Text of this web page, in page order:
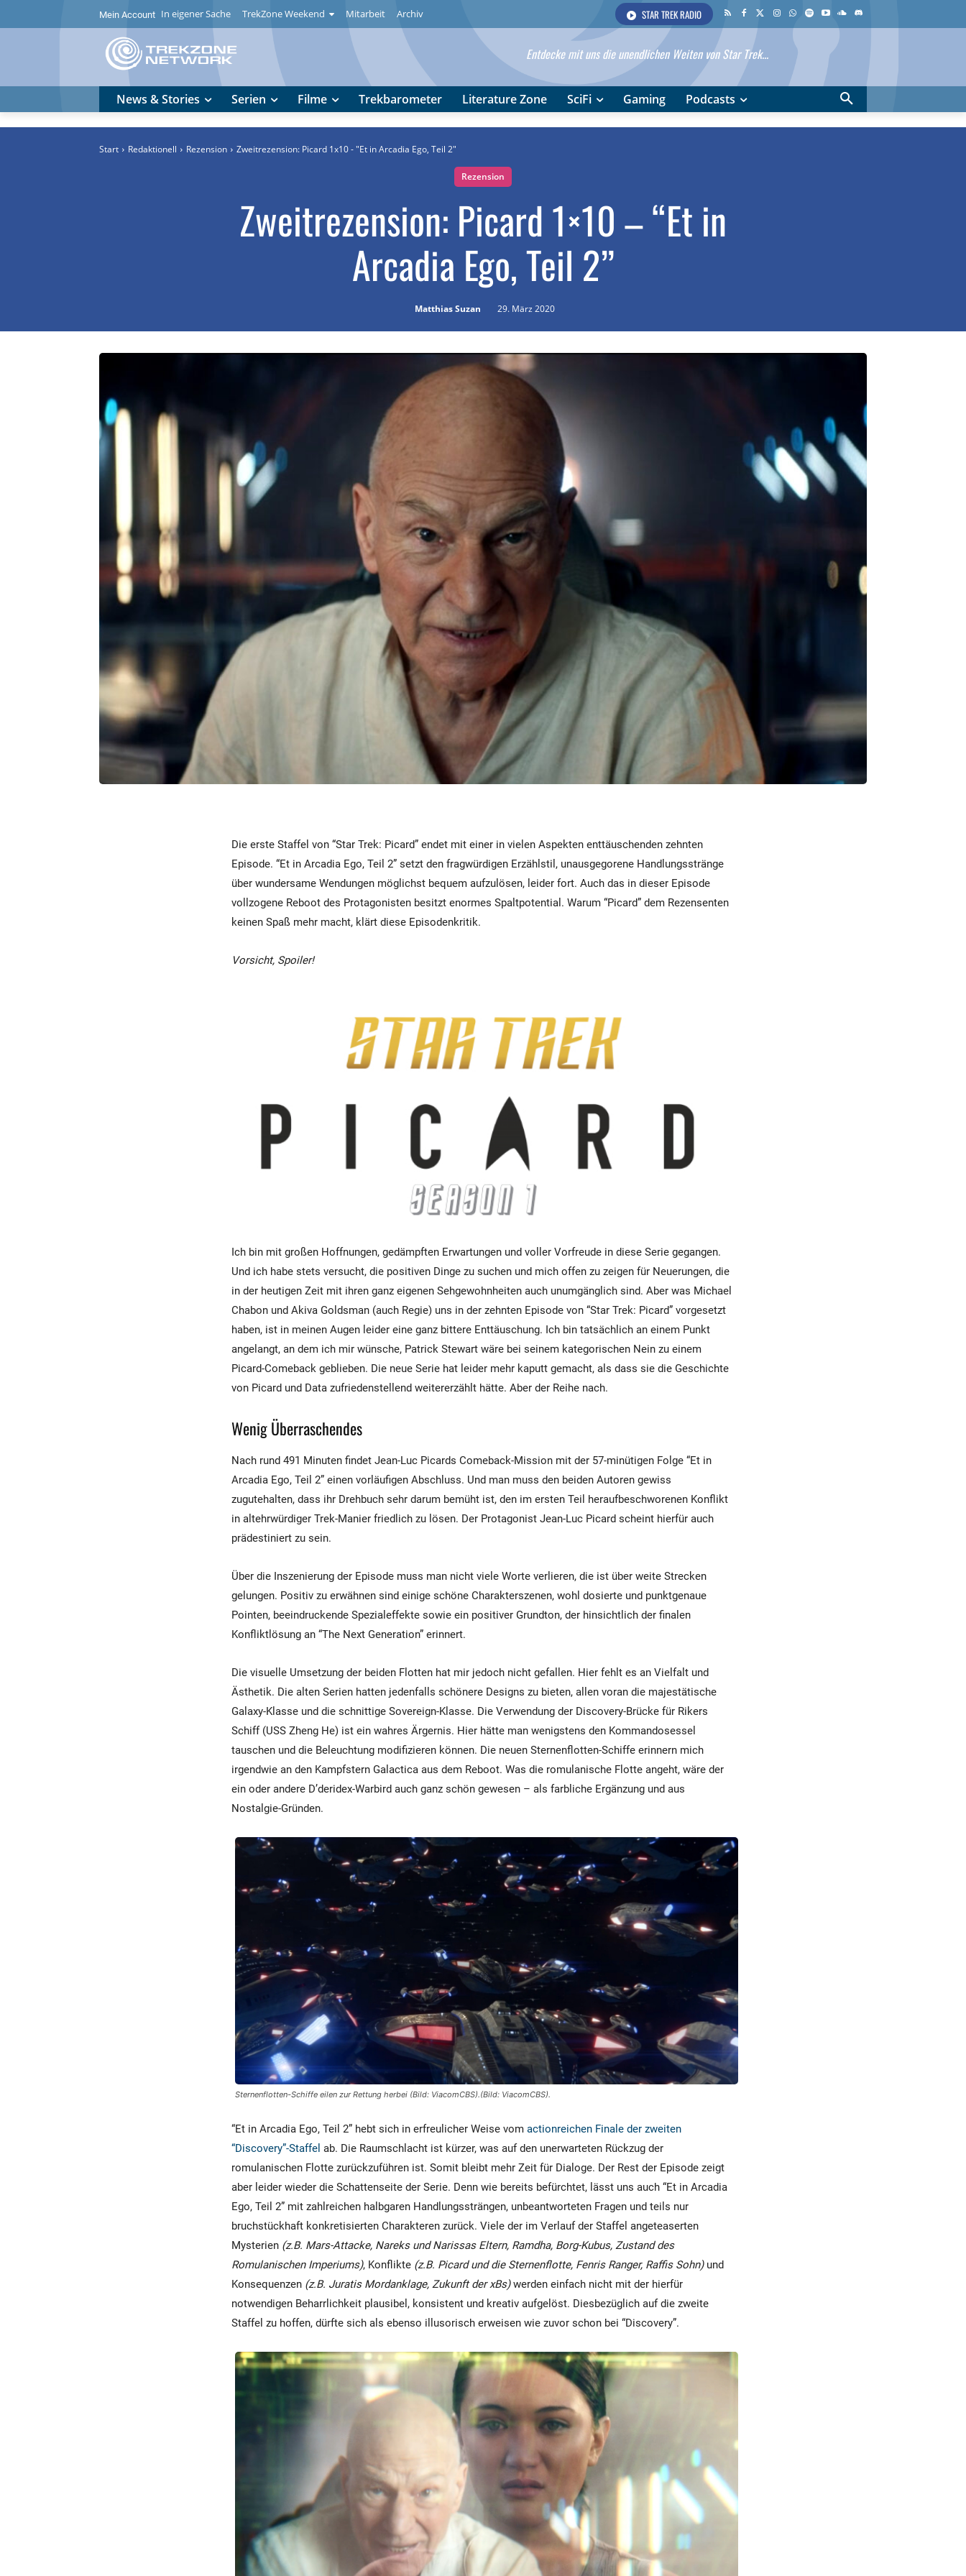
Mein Account In eigener Sache TrekZone Weekend Mitarbeit Archiv STAR TREK RADIO
Entdecke mit uns die unendlichen Weiten von Star Trek...
News & Stories Serien Filme Trekbarometer Literature Zone SciFi Gaming Podcasts
Start Redaktionell Rezension Zweitrezension: Picard 1x10 - "Et in Arcadia Ego, Teil 2"
Rezension
Zweitrezension: Picard 1×10 – “Et in
Arcadia Ego, Teil 2”
Matthias Suzan 29. März 2020
Die erste Staffel von “Star Trek: Picard” endet mit einer in vielen Aspekten enttäuschenden zehnten
Episode. “Et in Arcadia Ego, Teil 2” setzt den fragwürdigen Erzählstil, unausgegorene Handlungsstränge
über wundersame Wendungen möglichst bequem aufzulösen, leider fort. Auch das in dieser Episode
vollzogene Reboot des Protagonisten besitzt enormes Spaltpotential. Warum “Picard” dem Rezensenten
keinen Spaß mehr macht, klärt diese Episodenkritik.
Vorsicht, Spoiler!
Ich bin mit großen Hoffnungen, gedämpften Erwartungen und voller Vorfreude in diese Serie gegangen.
Und ich habe stets versucht, die positiven Dinge zu suchen und mich offen zu zeigen für Neuerungen, die
in der heutigen Zeit mit ihren ganz eigenen Sehgewohnheiten auch unumgänglich sind. Aber was Michael
Chabon und Akiva Goldsman (auch Regie) uns in der zehnten Episode von “Star Trek: Picard” vorgesetzt
haben, ist in meinen Augen leider eine ganz bittere Enttäuschung. Ich bin tatsächlich an einem Punkt
angelangt, an dem ich mir wünsche, Patrick Stewart wäre bei seinem kategorischen Nein zu einem
Picard-Comeback geblieben. Die neue Serie hat leider mehr kaputt gemacht, als dass sie die Geschichte
von Picard und Data zufriedenstellend weitererzählt hätte. Aber der Reihe nach.
Wenig Überraschendes
Nach rund 491 Minuten findet Jean-Luc Picards Comeback-Mission mit der 57-minütigen Folge “Et in
Arcadia Ego, Teil 2” einen vorläufigen Abschluss. Und man muss den beiden Autoren gewiss
zugutehalten, dass ihr Drehbuch sehr darum bemüht ist, den im ersten Teil heraufbeschworenen Konflikt
in altehrwürdiger Trek-Manier friedlich zu lösen. Der Protagonist Jean-Luc Picard scheint hierfür auch
prädestiniert zu sein.
Über die Inszenierung der Episode muss man nicht viele Worte verlieren, die ist über weite Strecken
gelungen. Positiv zu erwähnen sind einige schöne Charakterszenen, wohl dosierte und punktgenaue
Pointen, beeindruckende Spezialeffekte sowie ein positiver Grundton, der hinsichtlich der finalen
Konfliktlösung an “The Next Generation” erinnert.
Die visuelle Umsetzung der beiden Flotten hat mir jedoch nicht gefallen. Hier fehlt es an Vielfalt und
Ästhetik. Die alten Serien hatten jedenfalls schönere Designs zu bieten, allen voran die majestätische
Galaxy-Klasse und die schnittige Sovereign-Klasse. Die Verwendung der Discovery-Brücke für Rikers
Schiff (USS Zheng He) ist ein wahres Ärgernis. Hier hätte man wenigstens den Kommandosessel
tauschen und die Beleuchtung modifizieren können. Die neuen Sternenflotten-Schiffe erinnern mich
irgendwie an den Kampfstern Galactica aus dem Reboot. Was die romulanische Flotte angeht, wäre der
ein oder andere D’deridex-Warbird auch ganz schön gewesen – als farbliche Ergänzung und aus
Nostalgie-Gründen.
Sternenflotten-Schiffe eilen zur Rettung herbei (Bild: ViacomCBS).(Bild: ViacomCBS).
“Et in Arcadia Ego, Teil 2” hebt sich in erfreulicher Weise vom actionreichen Finale der zweiten
“Discovery”-Staffel ab. Die Raumschlacht ist kürzer, was auf den unerwarteten Rückzug der
romulanischen Flotte zurückzuführen ist. Somit bleibt mehr Zeit für Dialoge. Der Rest der Episode zeigt
aber leider wieder die Schattenseite der Serie. Denn wie bereits befürchtet, lässt uns auch “Et in Arcadia
Ego, Teil 2” mit zahlreichen halbgaren Handlungssträngen, unbeantworteten Fragen und teils nur
bruchstückhaft konkretisierten Charakteren zurück. Viele der im Verlauf der Staffel angeteaserten
Mysterien (z.B. Mars-Attacke, Nareks und Narissas Eltern, Ramdha, Borg-Kubus, Zustand des
Romulanischen Imperiums), Konflikte (z.B. Picard und die Sternenflotte, Fenris Ranger, Raffis Sohn) und
Konsequenzen (z.B. Juratis Mordanklage, Zukunft der xBs)werden einfach nicht mit der hierfür
notwendigen Beharrlichkeit plausibel, konsistent und kreativ aufgelöst. Diesbezüglich auf die zweite
Staffel zu hoffen, dürfte sich als ebenso illusorisch erweisen wie zuvor schon bei “Discovery”.